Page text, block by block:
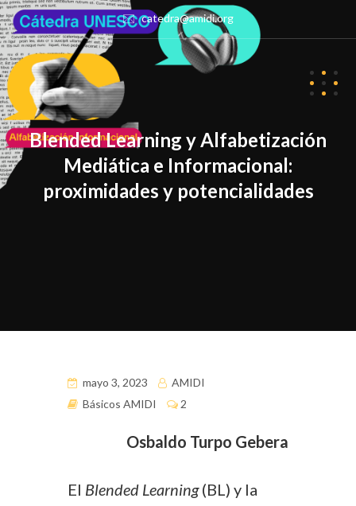
catedra@amidi.org
Blended Learning y Alfabetización
Mediática e Informacional:
proximidades y potencialidades
mayo 3, 2023
AMIDI
Básicos AMIDI
2
Osbaldo Turpo Gebera
El Blended Learning(BL) y la